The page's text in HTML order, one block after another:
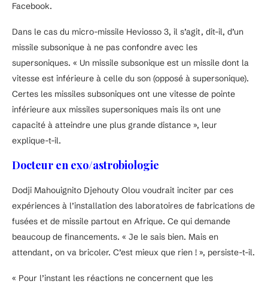
Facebook.
Dans le cas du micro-missile Heviosso 3, il s’agit, dit-il, d’un
missile subsonique à ne pas confondre avec les
supersoniques. « Un missile subsonique est un missile dont la
vitesse est inférieure à celle du son (opposé à supersonique).
Certes les missiles subsoniques ont une vitesse de pointe
inférieure aux missiles supersoniques mais ils ont une
capacité à atteindre une plus grande distance », leur
explique-t-il.
Docteur en exo/astrobiologie
Dodji Mahouignito Djehouty Olou voudrait inciter par ces
expériences à l’installation des laboratoires de fabrications de
fusées et de missile partout en Afrique. Ce qui demande
beaucoup de financements. « Je le sais bien. Mais en
attendant, on va bricoler. C’est mieux que rien ! », persiste-t-il.
« Pour l’instant les réactions ne concernent que les